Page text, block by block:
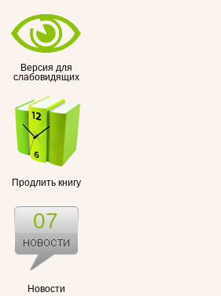
Версия для
слабовидящих
Продлить книгу
Новости
07